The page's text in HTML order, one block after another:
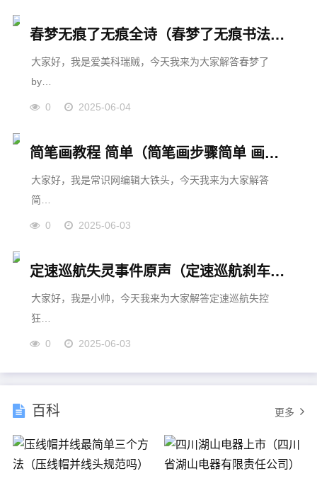
春梦无痕了无痕全诗（春梦了无痕书法作品欣赏）
大家好，我是爱美科瑞贼，今天我来为大家解答春梦了
by…
0 2025-06-04
简笔画教程 简单（简笔画步骤简单 画法）
大家好，我是常识网编辑大铁头，今天我来为大家解答
简…
0 2025-06-03
定速巡航失灵事件原声（定速巡航刹车失灵事件后续）
大家好，我是小帅，今天我来为大家解答定速巡航失控
狂…
0 2025-06-03
百科 更多